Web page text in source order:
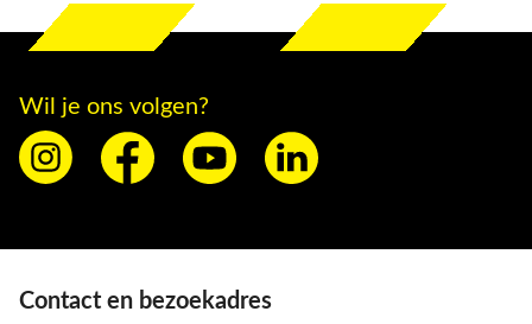
Wil je ons volgen?
Contact en bezoekadres